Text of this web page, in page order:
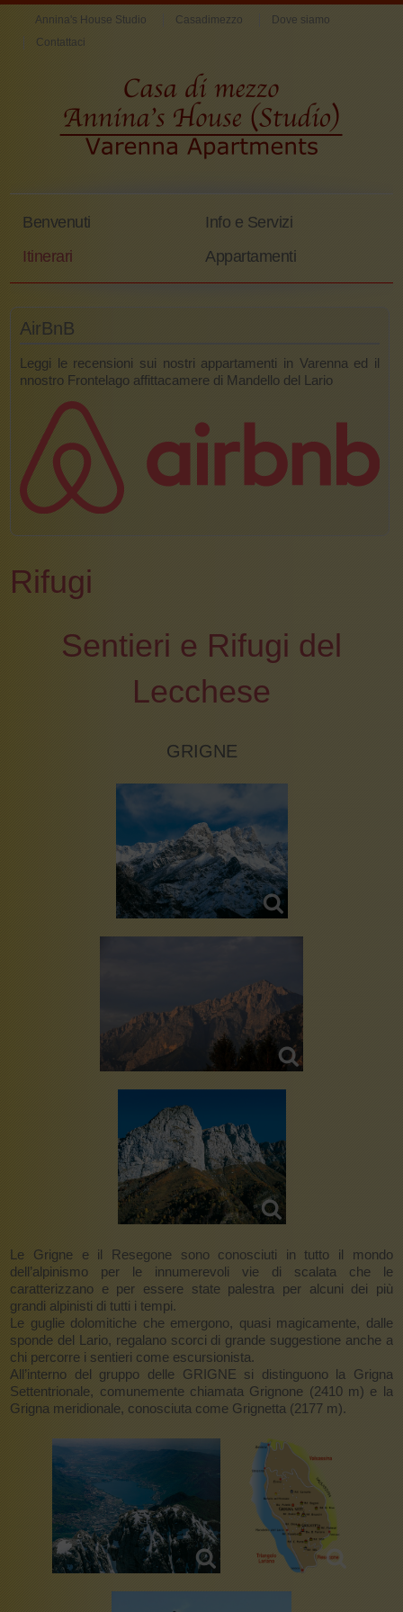
Annina's House Studio Casadimezzo
Dove siamo
Contattaci
Benvenuti
Info e Servizi
Itinerari
Appartamenti
AirBnB
Leggi le recensioni sui nostri appartamenti in Varenna ed il
nnostro Frontelago affittacamere di Mandello del Lario
Rifugi
Sentieri e Rifugi del
Lecchese
GRIGNE
Le Grigne e il Resegone sono conosciuti in tutto il mondo
dell’alpinismo per le innumerevoli vie di scalata che le
caratterizzano e per essere state palestra per alcuni dei più
grandi alpinisti di tutti i tempi.
Le guglie dolomitiche che emergono, quasi magicamente, dalle
sponde del Lario, regalano scorci di grande suggestione anche a
chi percorre i sentieri come escursionista.
All’interno del gruppo delle GRIGNE si distinguono la Grigna
Settentrionale, comunemente chiamata Grignone (2410 m) e la
Grigna meridionale, conosciuta come Grignetta (2177 m).